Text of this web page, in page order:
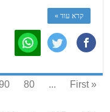
קרא עוד »
« First
...
80